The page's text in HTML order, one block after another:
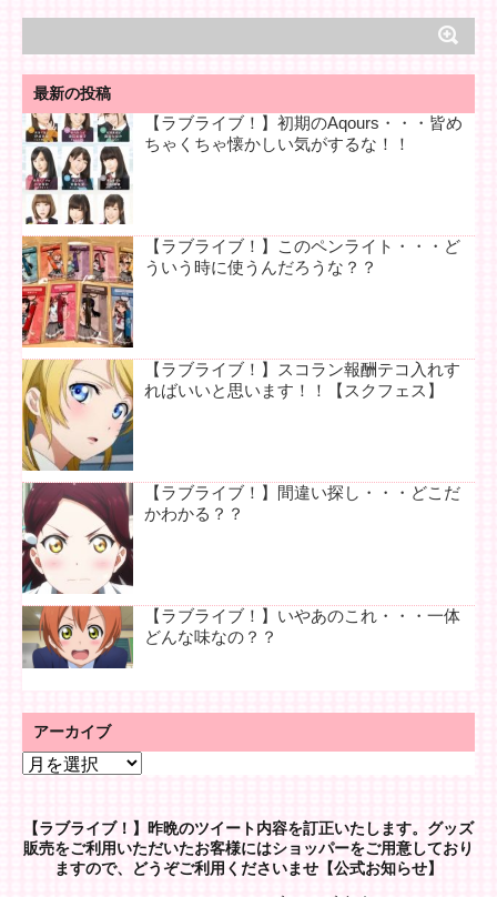
最新の投稿
【ラブライブ！】初期のAqours・・・皆め
ちゃくちゃ懐かしい気がするな！！
【ラブライブ！】このペンライト・・・ど
ういう時に使うんだろうな？？
【ラブライブ！】スコラン報酬テコ入れす
ればいいと思います！！【スクフェス】
【ラブライブ！】間違い探し・・・どこだ
かわかる？？
【ラブライブ！】いやあのこれ・・・一体
どんな味なの？？
アーカイブ
ア
イ
ブ
【ラブライブ！】昨晩のツイート内容を訂正いたします。グッズ
販売をご利用いただいたお客様にはショッパーをご用意しており
ますので、どうぞご利用くださいませ【公式お知らせ】